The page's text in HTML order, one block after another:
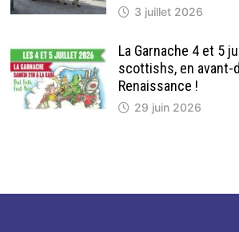
3 juillet 2026
La Garnache 4 et 5
scottishs, en avant-
Renaissance !
29 juin 2026